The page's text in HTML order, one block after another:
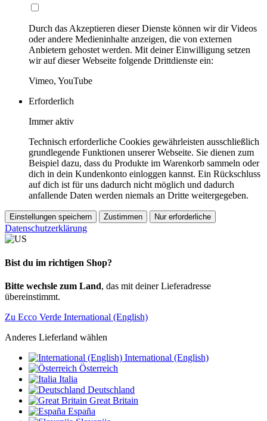
Durch das Akzeptieren dieser Dienste können wir dir Videos
oder andere Medieninhalte anzeigen, die von externen
Anbietern gehostet werden. Mit deiner Einwilligung setzen
wir auf dieser Webseite folgende Drittdienste ein:
Vimeo, YouTube
Erforderlich
Immer aktiv
Technisch erforderliche Cookies gewährleisten ausschließlich
grundlegende Funktionen unserer Webseite. Sie dienen zum
Beispiel dazu, dass du Produkte im Warenkorb sammeln oder
dich in dein Kundenkonto einloggen kannst. Ein Rückschluss
auf dich ist für uns dadurch nicht möglich und dadurch
anfallende Daten werden niemals an Dritte weitergegeben.
Einstellungen speichern Zustimmen Nur erforderliche
Datenschutzerklärung
Bist du im richtigen Shop?
Bitte wechsle zum Land, das mit deiner Lieferadresse
übereinstimmt.
Zu Ecco Verde International (English)
Anderes Lieferland wählen
International (English)
Österreich
Italia
Deutschland
Great Britain
España